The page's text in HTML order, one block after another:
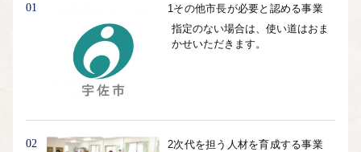
01
1その他市長が必要と認める事業
指定のない場合は、使い道はおま
かせいただきます。
02
2次代を担う人材を育成する事業